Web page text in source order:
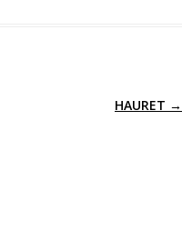
HAURET →